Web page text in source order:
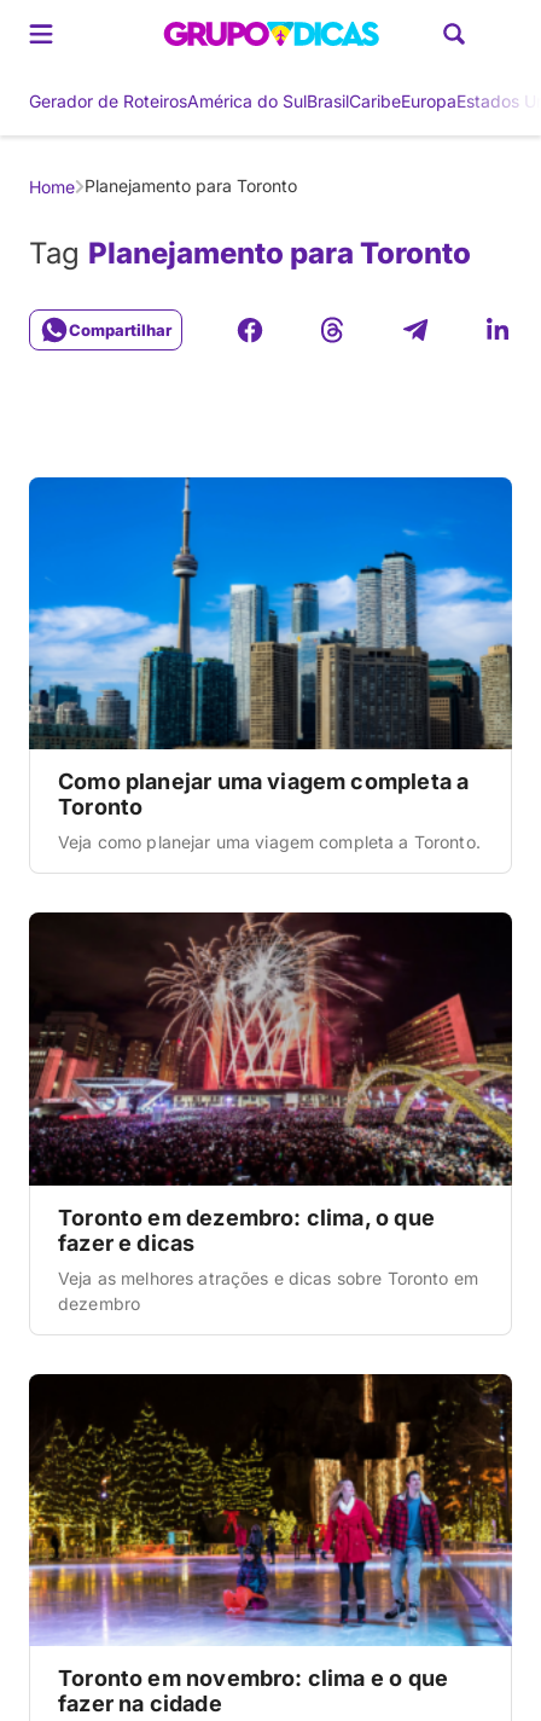
Gerador de RoteirosAmérica do SulBrasilCaribeEuropaEstados
Home Planejamento para Toronto
Tag Planejamento para Toronto
Compartilhar
Como planejar uma viagem completa a
Toronto
Veja como planejar uma viagem completa a Toronto.
Toronto em dezembro: clima, o que
fazer e dicas
Veja as melhores atrações e dicas sobre Toronto em
dezembro
Toronto em novembro: clima e o que
fazer na cidade